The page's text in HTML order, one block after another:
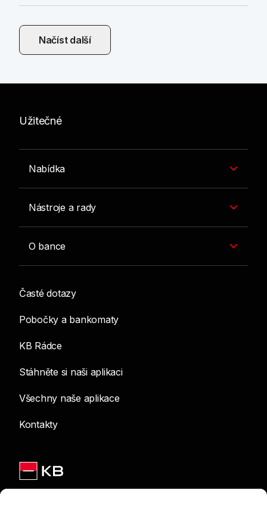
Načíst další
Užitečné
Nabídka
Nástroje a rady
O bance
Časté dotazy
Pobočky a bankomaty
KB Rádce
Stáhněte si naši aplikaci
Všechny naše aplikace
Kontakty